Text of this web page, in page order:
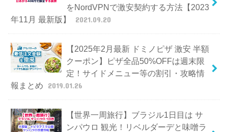
をNordVPNで激安契約する方法【2023
年11月 最新版】
2021.09.20
【2025年2月最新 ドミノピザ 激安 半額
クーポン】ピザ全品50%OFFは週末限
定！サイドメニュー等の割引・攻略情
報まとめ
2019.01.26
【世界一周旅行】ブラジル1日目は サ
ンパウロ 観光！リベルダーデと味噌ラ